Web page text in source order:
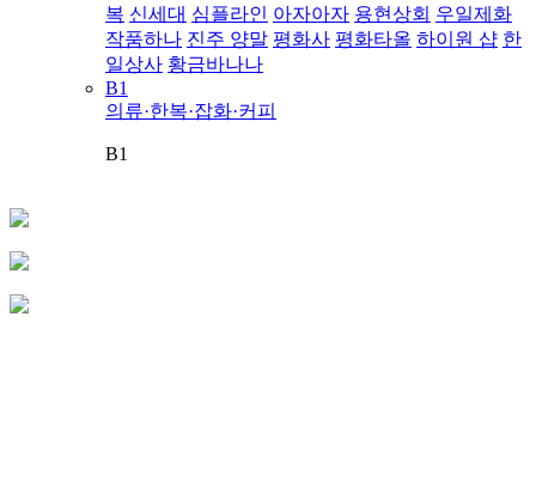
복 신세대 심플라인 아자아자 용현상회 우일제화
작품하나 진주 양말 평화사 평화타올 하이원 샵 한
일상사 황금바나나
B1
의류·한복·잡화·커피
B1